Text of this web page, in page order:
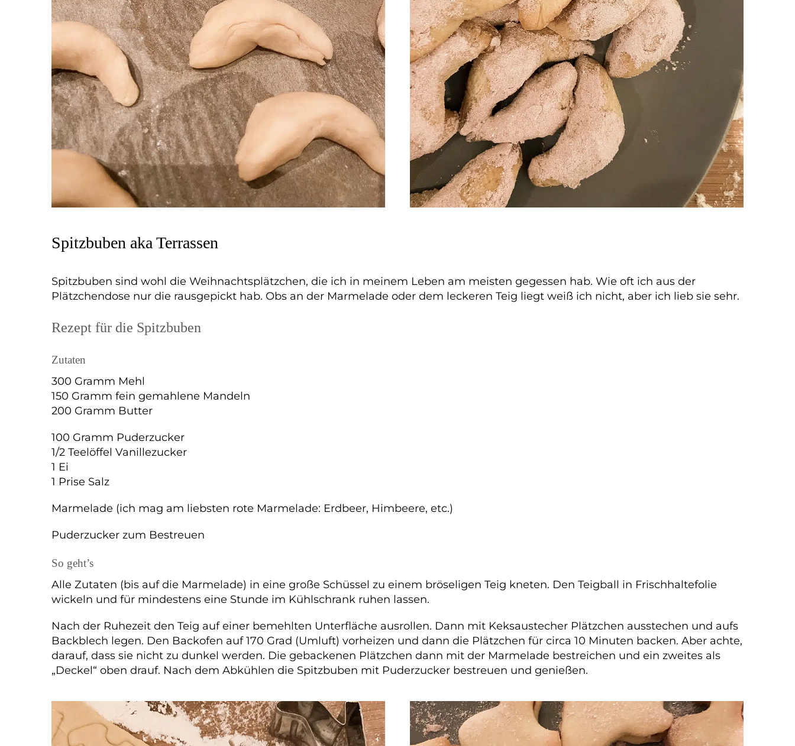
Spitzbuben aka Terrassen
Spitzbuben sind wohl die Weihnachtsplätzchen, die ich in meinem Leben am meisten gegessen hab. Wie oft ich aus der
Plätzchendose nur die rausgepickt hab. Obs an der Marmelade oder dem leckeren Teig liegt weiß ich nicht, aber ich lieb sie sehr.
Rezept für die Spitzbuben
Zutaten
300 Gramm Mehl
150 Gramm fein gemahlene Mandeln
200 Gramm Butter
100 Gramm Puderzucker
1/2 Teelöffel Vanillezucker
1 Ei
1 Prise Salz
Marmelade (ich mag am liebsten rote Marmelade: Erdbeer, Himbeere, etc.)
Puderzucker zum Bestreuen
So geht’s
Alle Zutaten (bis auf die Marmelade) in eine große Schüssel zu einem bröseligen Teig kneten. Den Teigball in Frischhaltefolie
wickeln und für mindestens eine Stunde im Kühlschrank ruhen lassen.
Nach der Ruhezeit den Teig auf einer bemehlten Unterfläche ausrollen. Dann mit Keksaustecher Plätzchen ausstechen und aufs
Backblech legen. Den Backofen auf 170 Grad (Umluft) vorheizen und dann die Plätzchen für circa 10 Minuten backen. Aber achte,
darauf, dass sie nicht zu dunkel werden. Die gebackenen Plätzchen dann mit der Marmelade bestreichen und ein zweites als
„Deckel“ oben drauf. Nach dem Abkühlen die Spitzbuben mit Puderzucker bestreuen und genießen.